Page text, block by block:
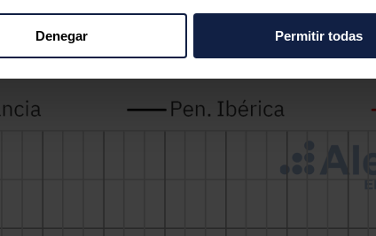
el contenido y los anuncios, ofrecer funciones de
combinarla con otra información que les haya
Denegar Permitir todas